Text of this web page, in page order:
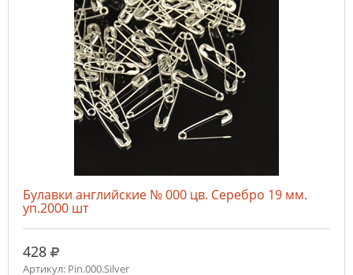
Булавки английские № 000 цв. Серебро 19 мм.
уп.2000 шт
428 руб.
Артикул: Pin.000.Silver